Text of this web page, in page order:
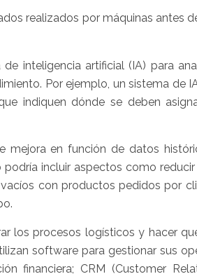
realizados por máquinas antes
inteligencia artificial (IA) para
Por ejemplo, un sistema de
indiquen dónde se deben
mejora en función de datos
incluir aspectos como
con productos pedidos por
los procesos logísticos y hacer
software para gestionar sus
financiera; CRM (Customer